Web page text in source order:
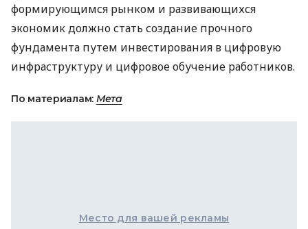
формирующимся рынком и развивающихся
экономик должно стать создание прочного
фундамента путем инвестирования в цифровую
инфраструктуру и цифровое обучение работников.
По материалам: Мета
Место для вашей рекламы